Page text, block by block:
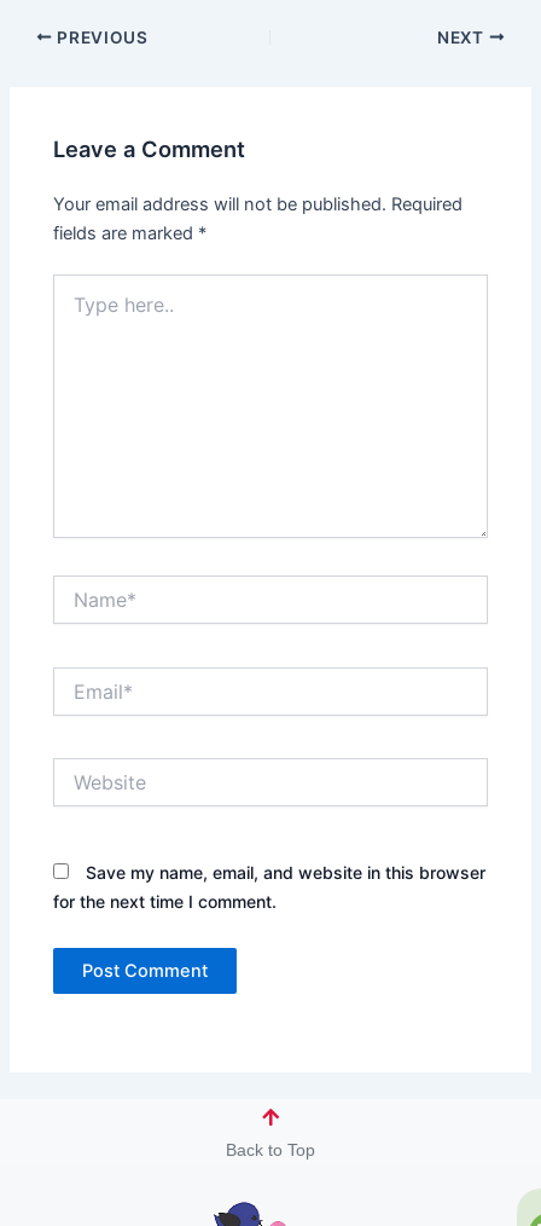
PREVIOUS NEXT
Leave a Comment
Your email address will not be published. Required
fields are marked *
here..
Save my name, email, and website in this browser
for the next time I comment.
Back to Top